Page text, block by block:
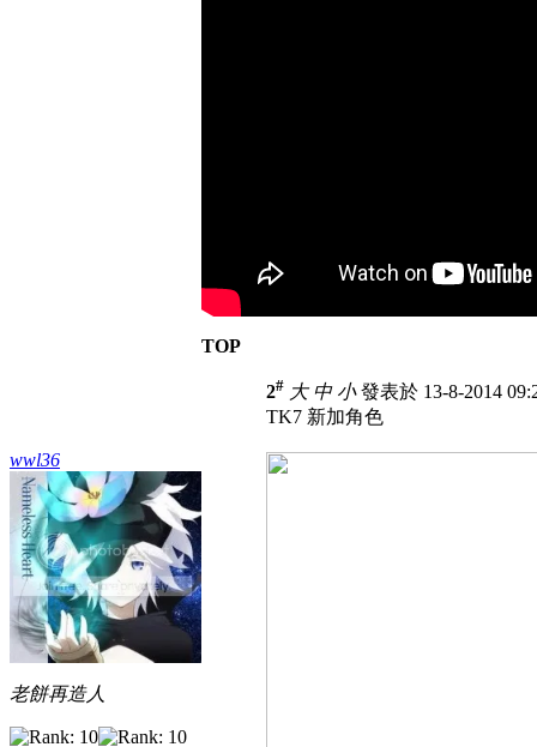
TOP
wwl36
老餅再造人
2# 大 中 小發表於 13-8-2014
TK7 新加角色